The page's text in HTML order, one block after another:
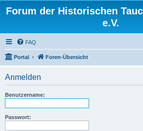
Forum der Historischen
e.V.
FAQ
Portal Foren-Übersicht
Anmelden
Benutzername:
Passwort: